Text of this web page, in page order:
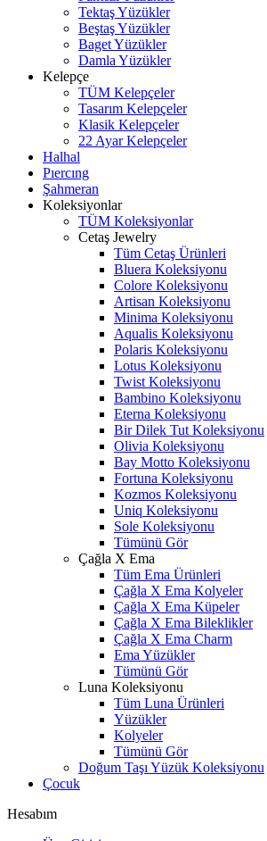
Tektaş Yüzükler
Beştaş Yüzükler
Baget Yüzükler
Damla Yüzükler
Kelepçe
TÜM Kelepçeler
Tasarım Kelepçeler
Klasik Kelepçeler
22 Ayar Kelepçeler
Halhal
Pıercıng
Şahmeran
Koleksiyonlar
TÜM Koleksiyonlar
Cetaş Jewelry
Tüm Cetaş Ürünleri
Bluera Koleksiyonu
Colore Koleksiyonu
Artisan Koleksiyonu
Minima Koleksiyonu
Aqualis Koleksiyonu
Polaris Koleksiyonu
Lotus Koleksiyonu
Twist Koleksiyonu
Bambino Koleksiyonu
Eterna Koleksiyonu
Bir Dilek Tut Koleksiyonu
Olivia Koleksiyonu
Bay Motto Koleksiyonu
Fortuna Koleksiyonu
Kozmos Koleksiyonu
Uniq Koleksiyonu
Sole Koleksiyonu
Tümünü Gör
Çağla X Ema
Tüm Ema Ürünleri
Çağla X Ema Kolyeler
Çağla X Ema Küpeler
Çağla X Ema Bileklikler
Çağla X Ema Charm
Ema Yüzükler
Tümünü Gör
Luna Koleksiyonu
Tüm Luna Ürünleri
Yüzükler
Kolyeler
Tümünü Gör
Doğum Taşı Yüzük Koleksiyonu
Çocuk
Hesabım